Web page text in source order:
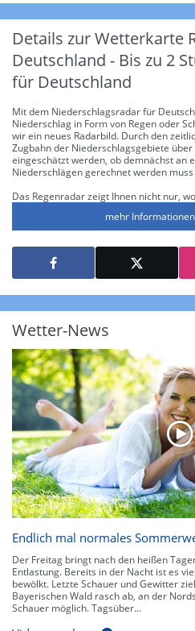
Details zur Wetterkarte
Deutschland - Bis zu 2
für Deutschland
Mit dem Niederschlagsradar für
Niederschlag in Form von Regen oder
wir ein neues Radarbild. Durch den
Zugbahn der Niederschlagsgebiete
eingeschätzt werden, ob demnächst an
Niederschlägen gerechnet werden
Das Regenradar zeigt Ihnen nicht nur,
die Niederschlagsintensität. Diese
jeweils auf die Niederschlagsmenge in l/
Schneefall. Die 6 Stufen sind wie folgt
symbolisieren leichte bis mäßige
Intensität bis 8.1 l/m² pro Stunde.
starke Niederschläge bis 35 l/m² pro
auftreten. Extreme bzw. unwetterartige
über 150 l/m² pro Stunde an. Solche
Neben der Niederschlagsintensität kann
Niederschlagsgebiete und damit die
werden. Neben der 5-minütigen
Niederschlagsprognose für die nächsten
wann und wo in Deutschland mit Regen
kennen zu jeder Zeit den genauen
mehr
Wetter-News
Endlich mal normales
Der Freitag bringt nach den heißen
Entlastung. Bereits in der Nacht ist es
bewölkt. Letzte Schauer und Gewitter
Bayerischen Wald rasch ab, an der
Schauer möglich. Tagsüber...